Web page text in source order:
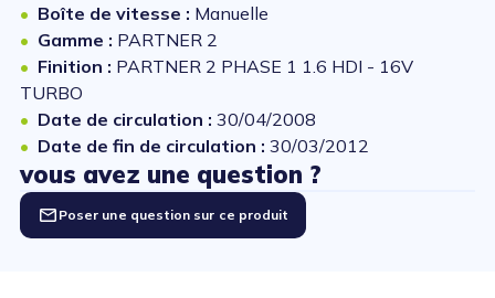
Boîte de vitesse : Manuelle
Gamme : PARTNER 2
Finition : PARTNER 2 PHASE 1 1.6 HDI - 16V
TURBO
Date de circulation : 30/04/2008
Date de fin de circulation : 30/03/2012
vous avez une question ?
Poser une question sur ce produit